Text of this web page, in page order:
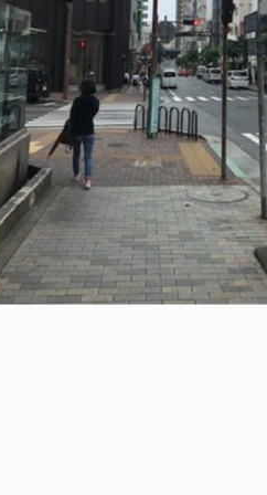
VOICE OF FREEDOM
TONY ALVA (ENGLISH)
2026.08.07